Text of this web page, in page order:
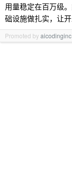
用量稳定在百万级
础设施做扎实，让
Promoted byaicodinginc